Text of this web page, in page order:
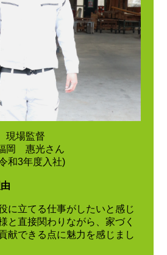
現場監督
岡 惠光さん
和3年度入社)
に立てる仕事がしたいと感じ
と直接関わりながら、家づく
献できる点に魅力を感じまし